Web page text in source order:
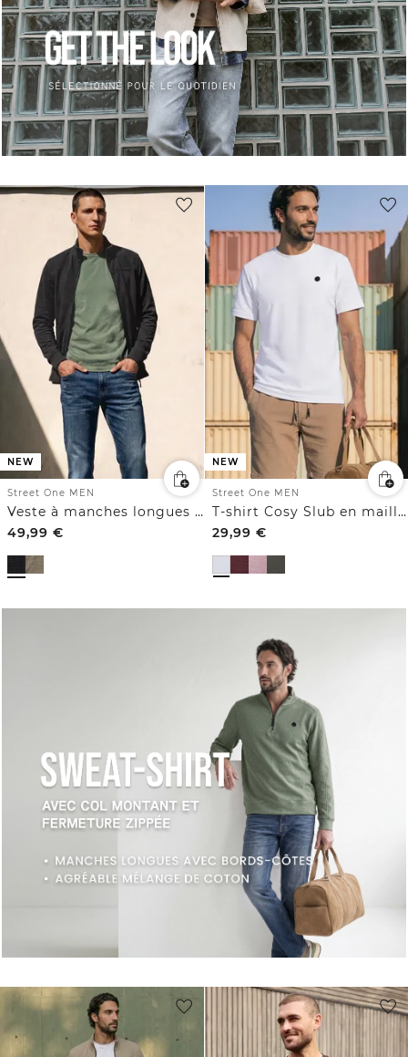
NEW
Street One MEN
Veste à manches longues et col montant
49,99 €
NEW
Street One MEN
T-shirt Cosy Slub en maille texturée
29,99 €